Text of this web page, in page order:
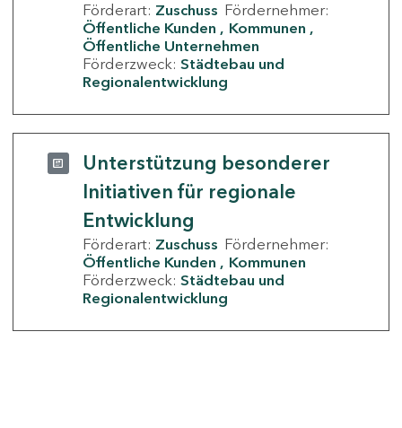
Förderart: Zuschuss Fördernehmer:
Öffentliche Kunden
Kommunen
Öffentliche Unternehmen
Förderzweck: Städtebau und
Regionalentwicklung
Unterstützung besonderer
Initiativen für regionale
Entwicklung
Förderart: Zuschuss Fördernehmer:
Öffentliche Kunden
Kommunen
Förderzweck: Städtebau und
Regionalentwicklung